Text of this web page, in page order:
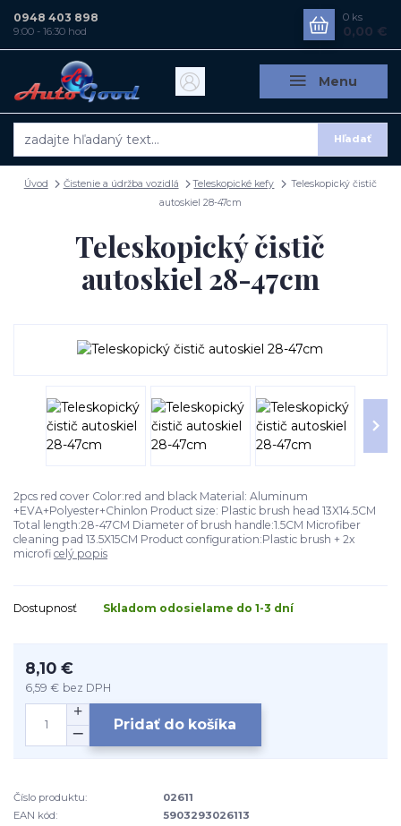
Menu
Hľadať
0948 403 898
9:00 - 16:30 hod
0 ks
0,00 €
Úvod Čistenie a údržba vozidlá Teleskopické kefy
Teleskopický čistič
autoskiel 28-47cm
Teleskopický čistič
autoskiel 28-47cm
2pcs red cover Color:red and black Material: Aluminum
+EVA+Polyester+Chinlon Product size: Plastic brush head 13X14.5CM
Total length:28-47CM Diameter of brush handle:1.5CM Microfiber
cleaning pad 13.5X15CM Product configuration:Plastic brush + 2x
microfi celý popis
Dostupnosť Skladom odosielame do 1-3 dní
8,10 €
6,59 € bez DPH
Pridať do košíka
Číslo produktu:
02611
EAN kód:
5903293026113